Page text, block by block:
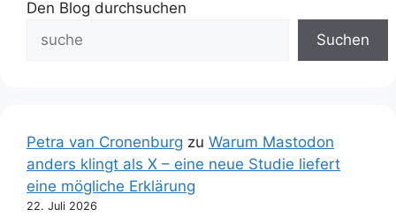
Den Blog durchsuchen
Suchen
Petra van Cronenburg zu Warum Mastodon
anders klingt als X – eine neue Studie liefert
eine mögliche Erklärung
22. Juli 2026